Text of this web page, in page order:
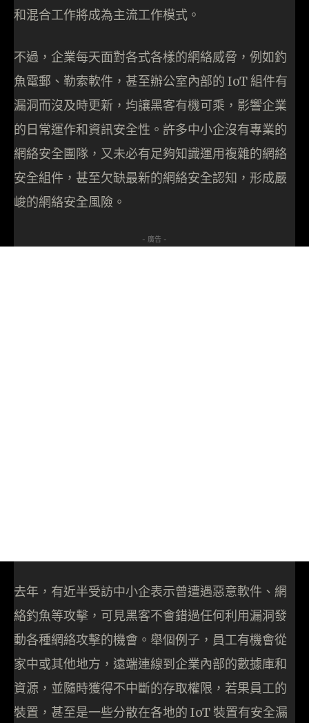
和混合工作將成為主流工作模式。
不過，企業每天面對各式各樣的網絡威脅，例如釣
魚電郵、勒索軟件，甚至辦公室內部的 IoT 組件有
漏洞而沒及時更新，均讓黑客有機可乘，影響企業
的日常運作和資訊安全性。許多中小企沒有專業的
網絡安全團隊，又未必有足夠知識運用複雜的網絡
安全組件，甚至欠缺最新的網絡安全認知，形成嚴
峻的網絡安全風險。
- 廣告 -
去年，有近半受訪中小企表示曾遭遇惡意軟件、網
絡釣魚等攻擊，可見黑客不會錯過任何利用漏洞發
動各種網絡攻擊的機會。舉個例子，員工有機會從
家中或其他地方，遠端連線到企業內部的數據庫和
資源，並隨時獲得不中斷的存取權限，若果員工的
裝置，甚至是一些分散在各地的 IoT 裝置有安全漏